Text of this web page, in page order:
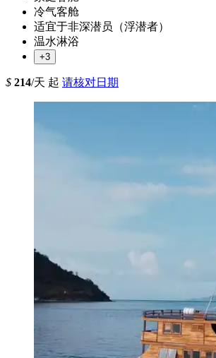
冷气客舱
适宜于非深潜员（浮潜者）
温水淋浴
+3
$ 214/天 起 请核对日期